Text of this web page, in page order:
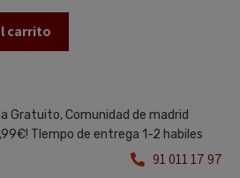
carrito
Gratuito, Comunidad de madrid
TIempo de entrega 1-2 habiles
91 011 17 97